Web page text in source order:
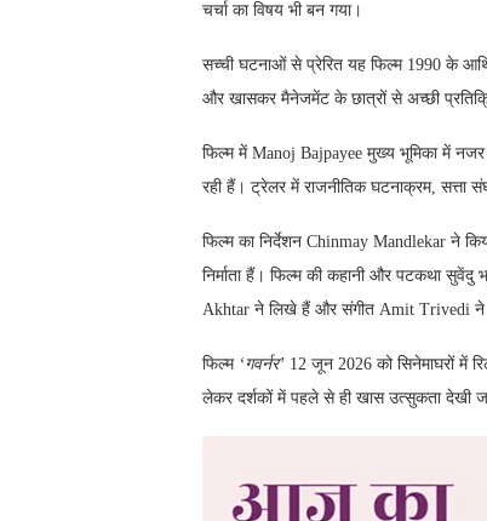
चर्चा का विषय भी बन गया।
सच्ची घटनाओं से प्रेरित यह फिल्म 1990 के
और खासकर मैनेजमेंट के छात्रों से अच्छी
फिल्म में Manoj Bajpayee मुख्य भूमिका में
रही हैं। ट्रेलर में राजनीतिक घटनाक्रम, सत्ता
फिल्म का निर्देशन Chinmay Mandlekar ने
निर्माता हैं। फिल्म की कहानी और पटकथा सुवेंदु
Akhtar ने लिखे हैं और संगीत Amit Trivedi ने
फिल्म ‘गवर्नर’ 12 जून 2026 को सिनेमाघरों में
लेकर दर्शकों में पहले से ही खास उत्सुकता देखी